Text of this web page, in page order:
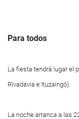
Para todos
La fiesta tendrá lugar el
Rivadavia e Ituzaingó).
La noche arranca a las